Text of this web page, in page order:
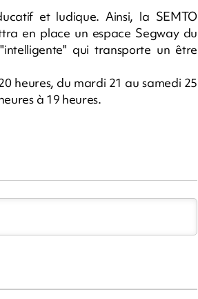
et ludique. Ainsi, la SEMTO
en place un espace Segway du
qui transporte un être
heures, du mardi 21 au samedi 25
à 19 heures.